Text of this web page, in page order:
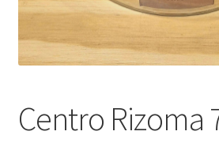
Centro Rizoma